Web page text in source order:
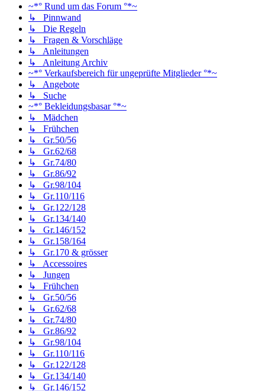
~*° Rund um das Forum °*~
↳ Pinnwand
↳ Die Regeln
↳ Fragen & Vorschläge
↳ Anleitungen
↳ Anleitung Archiv
~*° Verkaufsbereich für ungeprüfte Mitglieder °*~
↳ Angebote
↳ Suche
~*° Bekleidungsbasar °*~
↳ Mädchen
↳ Frühchen
↳ Gr.50/56
↳ Gr.62/68
↳ Gr.74/80
↳ Gr.86/92
↳ Gr.98/104
↳ Gr.110/116
↳ Gr.122/128
↳ Gr.134/140
↳ Gr.146/152
↳ Gr.158/164
↳ Gr.170 & grösser
↳ Accessoires
↳ Jungen
↳ Frühchen
↳ Gr.50/56
↳ Gr.62/68
↳ Gr.74/80
↳ Gr.86/92
↳ Gr.98/104
↳ Gr.110/116
↳ Gr.122/128
↳ Gr.134/140
↳ Gr.146/152